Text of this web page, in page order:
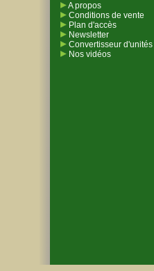
A propos
Conditions de vente
Plan d'accès
Newsletter
Convertisseur d'unités
Nos vidéos